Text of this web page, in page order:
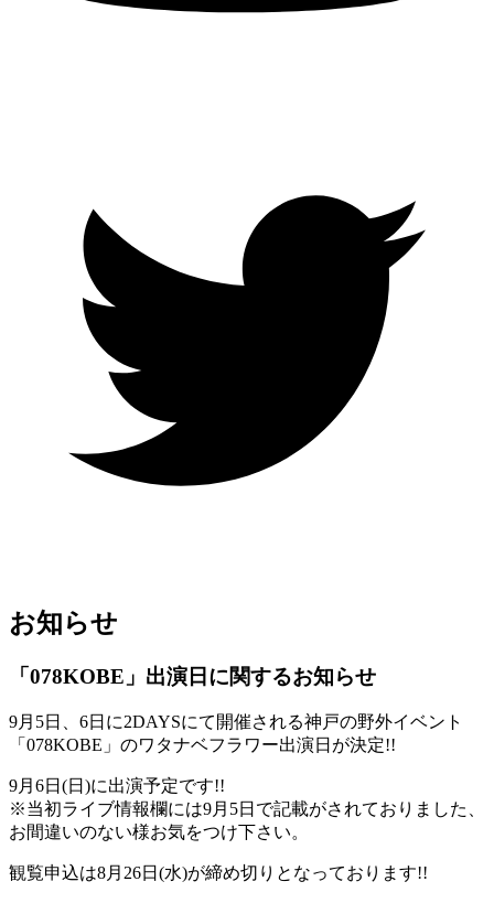
お知らせ
「078KOBE」出演日に関するお知らせ
9月5日、6日に2DAYSにて開催される神戸の野外イベント
「078KOBE」のワタナベフラワー出演日が決定!!
9月6日(日)に出演予定です!!
※当初ライブ情報欄には9月5日で記載がされておりました、
お間違いのない様お気をつけ下さい。
観覧申込は8月26日(水)が締め切りとなっております!!